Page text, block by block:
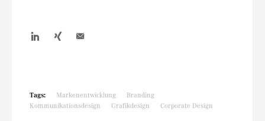
Tags: Markenentwicklung
Branding
Kommunikationsdesign
Grafikdesign Corporate Design